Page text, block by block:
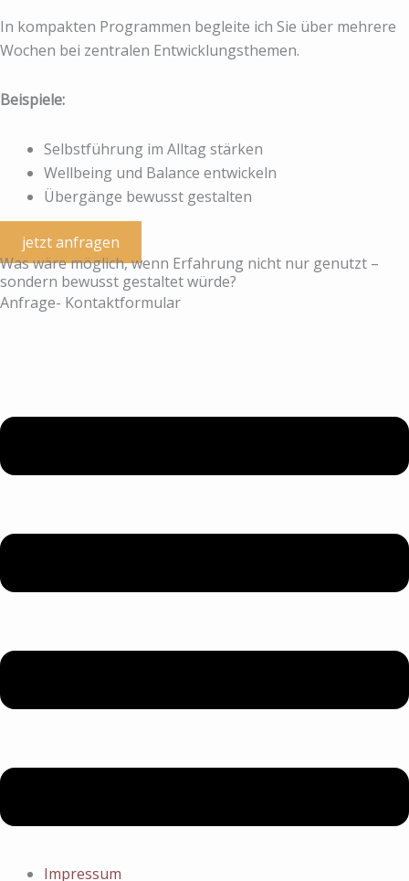
In kompakten Programmen begleite ich Sie über mehrere
Wochen bei zentralen Entwicklungsthemen.
Beispiele:
Selbstführung im Alltag stärken
Wellbeing und Balance entwickeln
Übergänge bewusst gestalten
jetzt anfragen
Was wäre möglich, wenn Erfahrung nicht nur genutzt –
sondern bewusst gestaltet würde?
Anfrage- Kontaktformular
Impressum